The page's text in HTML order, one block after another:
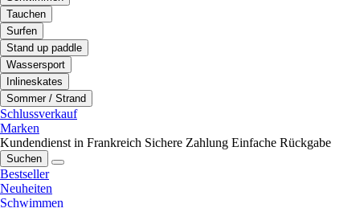
Tauchen
Surfen
Stand up paddle
Wassersport
Inlineskates
Sommer / Strand
Schlussverkauf
Marken
Kundendienst in Frankreich Sichere Zahlung Einfache Rückgabe
Suchen
Bestseller
Neuheiten
Schwimmen